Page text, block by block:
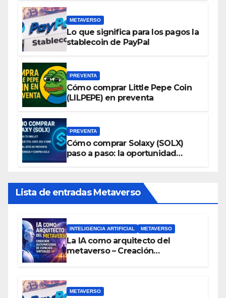
METAVERSO
Lo que significa para los pagos la
stablecoin de PayPal
PREVENTA
Cómo comprar Little Pepe Coin
(LILPEPE) en preventa
PREVENTA
Cómo comprar Solaxy (SOLX)
paso a paso: la oportunidad
Lista de entradas Metaverso
INTELIGENCIA ARTIFICIAL METAVERSO
La IA como arquitecto del
metaverso – Creación
METAVERSO